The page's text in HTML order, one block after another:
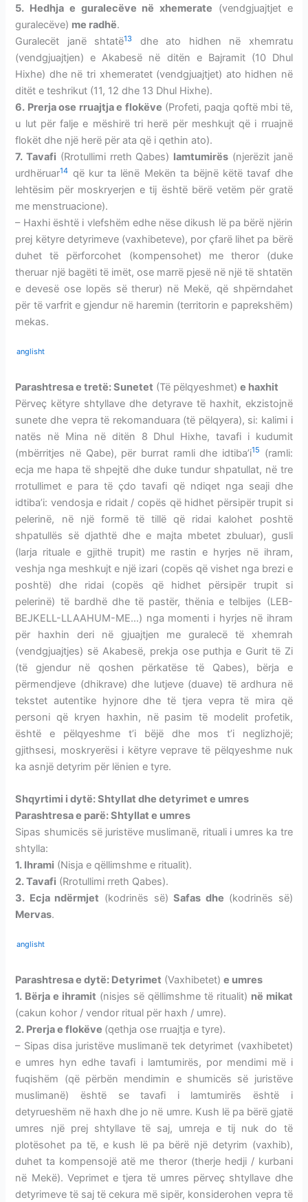
5. Hedhja e guralecëve në xhemerate (vendgjuajtjet e
guralecëve) me radhë.
Guralecët janë shtatë13
dhe ato hidhen në xhemratu
(vendgjuajtjen) e Akabesë në ditën e Bajramit (10 Dhul
Hixhe) dhe në tri xhemeratet (vendgjuajtjet) ato hidhen në
ditët e teshrikut (11, 12 dhe 13 Dhul Hixhe).
6. Prerja ose rruajtja e flokëve (Profeti, paqja qoftë mbi të,
u lut për falje e mëshirë tri herë për meshkujt që i rruajnë
flokët dhe një herë për ata që i qethin ato).
7. Tavafi (Rrotullimi rreth Qabes) lamtumirës (njerëzit janë
urdhëruar14 që kur ta lënë Mekën ta bëjnë këtë tavaf dhe
lehtësim për moskryerjen e tij është bërë vetëm për gratë
me menstruacione).
– Haxhi është i vlefshëm edhe nëse dikush lë pa bërë njërin
prej këtyre detyrimeve (vaxhibeteve), por çfarë lihet pa bërë
duhet të përforcohet (kompensohet) me theror (duke
theruar një bagëti të imët, ose marrë pjesë në një të shtatën
e devesë ose lopës së therur) në Mekë, që shpërndahet
për të varfrit e gjendur në haremin (territorin e paprekshëm)
mekas.
anglisht
Parashtresa e tretë: Sunetet (Të pëlqyeshmet)e haxhit
Përveç këtyre shtyllave dhe detyrave të haxhit, ekzistojnë
sunete dhe vepra të rekomanduara (të pëlqyera), si: kalimi i
natës në Mina në ditën 8 Dhul Hixhe, tavafi i kudumit
(mbërritjes në Qabe), për burrat ramli dhe idtiba’i15
(ramli:
ecja me hapa të shpejtë dhe duke tundur shpatullat, në tre
rrotullimet e para të çdo tavafi që ndiqet nga seaji dhe
idtiba’i: vendosja e ridait / copës që hidhet përsipër trupit si
pelerinë, në një formë të tillë që ridai kalohet poshtë
shpatullës së djathtë dhe e majta mbetet zbuluar), gusli
(larja rituale e gjithë trupit) me rastin e hyrjes në ihram,
veshja nga meshkujt e një izari (copës që vishet nga brezi e
poshtë) dhe ridai (copës që hidhet përsipër trupit si
pelerinë) të bardhë dhe të pastër, thënia e telbijes (LEB-
BEJKELL-LLAAHUM-ME…) nga momenti i hyrjes në ihram
për haxhin deri në gjuajtjen me guralecë të xhemrah
(vendgjuajtjes) së Akabesë, prekja ose puthja e Gurit të Zi
(të gjendur në qoshen përkatëse të Qabes), bërja e
përmendjeve (dhikrave) dhe lutjeve (duave) të ardhura në
tekstet autentike hyjnore dhe të tjera vepra të mira që
personi që kryen haxhin, në pasim të modelit profetik,
është e pëlqyeshme t’i bëjë dhe mos t’i neglizhojë;
gjithsesi, moskryerësi i këtyre veprave të pëlqyeshme nuk
ka asnjë detyrim për lënien e tyre.
Shqyrtimi i dytë: Shtyllat dhe detyrimet e umres
Parashtresa e parë: Shtyllat e umres
Sipas shumicës së juristëve muslimanë, rituali i umres ka tre
shtylla:
1. Ihrami (Nisja e qëllimshme e ritualit).
2. Tavafi (Rrotullimi rreth Qabes).
3. Ecja ndërmjet (kodrinës së)Safas dhe (kodrinës së)
Mervas.
anglisht
Parashtresa e dytë: Detyrimet (Vaxhibetet)e umres
1. Bërja e ihramit (nisjes së qëllimshme të ritualit) në mikat
(cakun kohor / vendor ritual për haxh / umre).
2. Prerja eflokëve (qethja ose rruajtja e tyre).
– Sipas disa juristëve muslimanë tek detyrimet (vaxhibetet)
e umres hyn edhe tavafi i lamtumirës, por mendimi më i
fuqishëm (që përbën mendimin e shumicës së juristëve
muslimanë) është se tavafi i lamtumirës është i
detyrueshëm në haxh dhe jo në umre. Kush lë pa bërë gjatë
umres një prej shtyllave të saj, umreja e tij nuk do të
plotësohet pa të, e kush lë pa bërë një detyrim (vaxhib),
duhet ta kompensojë atë me theror (therje hedji / kurbani
në Mekë). Veprimet e tjera të umres përveç shtyllave dhe
detyrimeve të saj të cekura më sipër, konsiderohen vepra të